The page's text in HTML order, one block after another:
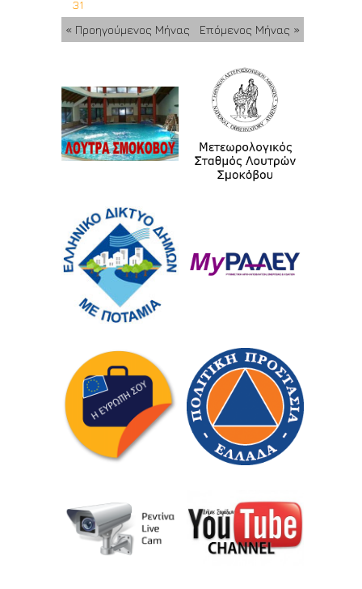
31
« Προηγούμενος Μήνας
Επόμενος Μήνας »